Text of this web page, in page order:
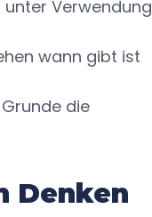
unter Verwendung
wann gibt ist
die
Denken